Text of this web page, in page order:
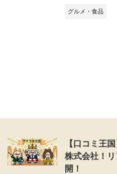
グルメ・食品
【口コミ王
株式会社！
開！